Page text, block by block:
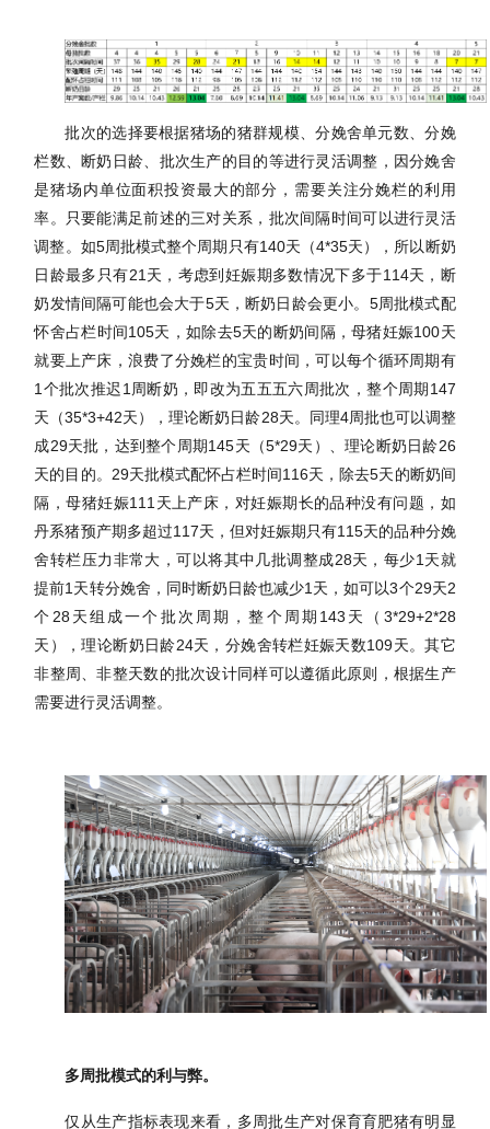
批次的选择要根据猪场的猪群规模、分娩舍单元数、分娩
栏数、断奶日龄、批次生产的目的等进行灵活调整，因分娩舍
是猪场内单位面积投资最大的部分，需要关注分娩栏的利用
率。只要能满足前述的三对关系，批次间隔时间可以进行灵活
调整。如5周批模式整个周期只有140天（4*35天），所以断奶
日龄最多只有21天，考虑到妊娠期多数情况下多于114天，断
奶发情间隔可能也会大于5天，断奶日龄会更小。5周批模式配
怀舍占栏时间105天，如除去5天的断奶间隔，母猪妊娠100天
就要上产床，浪费了分娩栏的宝贵时间，可以每个循环周期有
1个批次推迟1周断奶，即改为五五五六周批次，整个周期147
天（35*3+42天），理论断奶日龄28天。同理4周批也可以调整
成29天批，达到整个周期145天（5*29天）、理论断奶日龄26
天的目的。 29天批模式配怀占栏时间116天，除去5天的断奶间
隔，母猪妊娠111天上产床，对妊娠期长的品种没有问题，如
丹系猪预产期多超过117天，但对妊娠期只有115天的品种分娩
舍转栏压力非常大，可以将其中几批调整成28天，每少1天就
提前1天转分娩舍，同时断奶日龄也减少1天，如可以3个29天2
个28 天组成一个批次周期，整个周期 143 天（ 3*29+2*28
天），理论断奶日龄24天，分娩舍转栏妊娠天数109天。其它
非整周、非整天数的批次设计同样可以遵循此原则，根据生产
需要进行灵活调整。
多周批模式的利与弊。
仅从生产指标表现来看，多周批生产对保育育肥猪有明显